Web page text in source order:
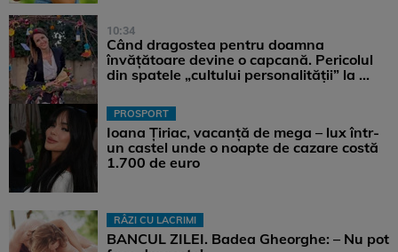
10:34
Când dragostea pentru doamna
învățătoare devine o capcană. Pericolul
din spatele „cultului personalității” la ...
PROSPORT
Ioana Țiriac, vacanță de mega – lux într-
un castel unde o noapte de cazare costă
1.700 de euro
RÂZI CU LACRIMI
BANCUL ZILEI. Badea Gheorghe: – Nu pot